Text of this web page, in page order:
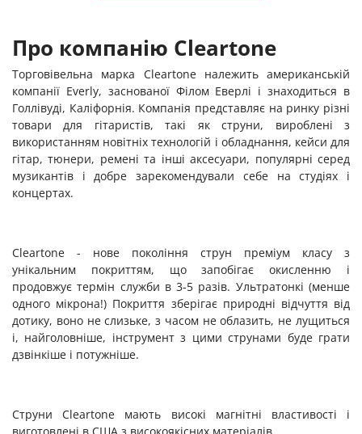
Про компанію Cleartone
Торговівельна марка Cleartone належить американській
компанії Everly, заснованої Філом Еверлі і знаходиться в
Голлівуді, Каліфорнія. Компанія представляє на ринку різні
товари для гітаристів, такі як струни, вироблені з
використанням новітніх технологій і обладнання, кейси для
гітар, тюнери, ремені та інші аксесуари, популярні серед
музикантів і добре зарекомендували себе на студіях і
концертах.
Cleartone - нове покоління струн преміум класу з
унікальним покриттям, що запобігає окисленню і
продовжує термін служби в 3-5 разів. Ультратонкі (менше
одного мікрона!) Покриття зберігає природні відчуття від
дотику, воно не слизьке, з часом не облазить, не лущиться
і, найголовніше, інструмент з цими струнами буде грати
дзвінкіше і потужніше.
Струни Cleartone мають високі магнітні властивості і
виготовлені в США з високоякісних матеріалів.